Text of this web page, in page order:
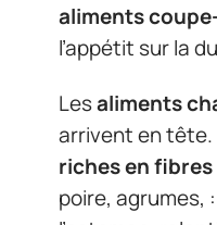
aliments
l’appétit sur la
Lesaliments
arrivent en tête.
riches en
poire, agrumes,